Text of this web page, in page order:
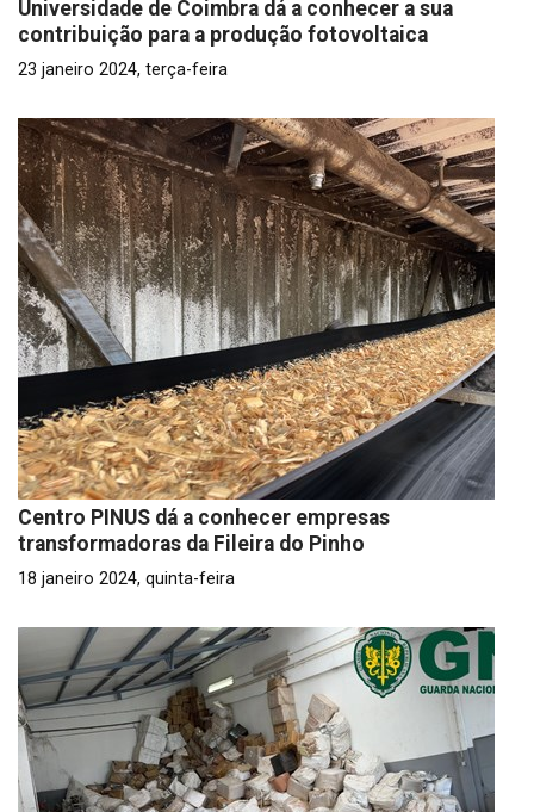
Universidade de Coimbra dá a conhecer a sua
contribuição para a produção fotovoltaica
23 janeiro 2024, terça-feira
Centro PINUS dá a conhecer empresas
transformadoras da Fileira do Pinho
18 janeiro 2024, quinta-feira